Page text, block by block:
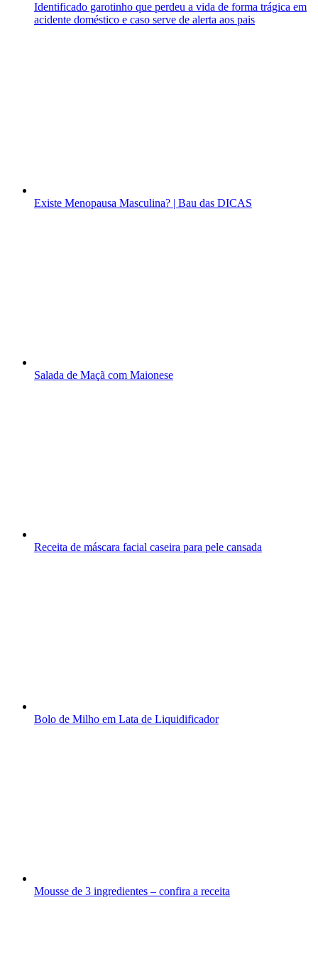
Identificado garotinho que perdeu a vida de forma trágica em
acidente doméstico e caso serve de alerta aos pais
Existe Menopausa Masculina? | Bau das DICAS
Salada de Maçã com Maionese
Receita de máscara facial caseira para pele cansada
Bolo de Milho em Lata de Liquidificador
Mousse de 3 ingredientes – confira a receita